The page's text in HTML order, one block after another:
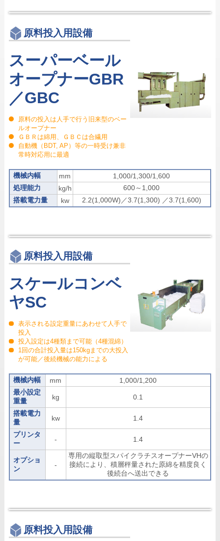
原料投入用設備
スーパーベール
オープナーGBR
／GBC
原料の投入は人手で行う旧来型のベー
ルオープナー
ＧＢＲは綿用、ＧＢＣは合繊用
自動機（BDT, AP）等の一時受け兼非
常時対応用に最適
機械内幅 mm
1,000/1,300/1,600
処理能力
kg/h
600～1,000
搭載電力量
kw 2.2(1,000W)／3.7(1,300) ／3.7(1,600)
原料投入用設備
スケールコンベ
ヤSC
表示される設定重量にあわせて人手で
投入
投入設定は4種類まで可能（4種混綿）
1回の合計投入量は150kgまでの大投入
が可能／後続機械の能力による
機械内幅 mm
1,000/1,200
最小設定
重量
kg 0.1
搭載電力
量
kw 1.4
プリンタ
ー
- 1.4
オプショ
ン
-
専用の縦取型スパイクラチスオープナーVHの
接続により、積層秤量された原綿を精度良く
後続台へ送出できる
原料投入用設備